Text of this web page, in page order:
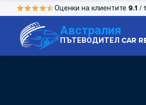
Оценки на клиентите 9.1 /
Австралия
ПЪТЕВОДИТЕЛ CAR